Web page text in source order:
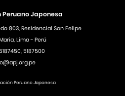
Peruano Japonesa
803, Residencial San Felipe
Lima - Perú
5187500
Peruano Japonesa